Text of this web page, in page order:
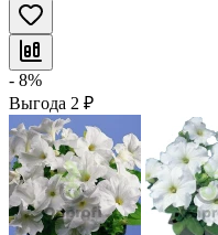
- 8%
Выгода 2 ₽